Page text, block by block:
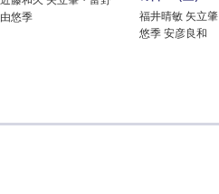
由悠季
福井晴敏 矢立
悠季 安彦良和